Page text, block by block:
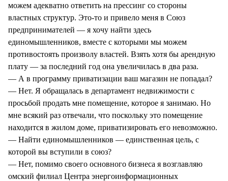
можем адекватно ответить на прессинг со стороны
властных структур. Это-то и привело меня в Союз
предпринимателей — я хочу найти здесь
единомышленников, вместе с которыми мы можем
противостоять произволу властей. Взять хотя бы арендную
плату — за последний год она увеличилась в два раза.
— А в программу приватизации ваш магазин не попадал?
— Нет. Я обращалась в департамент недвижимости с
просьбой продать мне помещение, которое я занимаю. Но
мне всякий раз отвечали, что поскольку это помещение
находится в жилом доме, приватизировать его невозможно.
— Найти единомышленников — единственная цель, с
которой вы вступили в союз?
— Нет, помимо своего основного бизнеса я возглавляю
омский филиал Центра энергоинформационных